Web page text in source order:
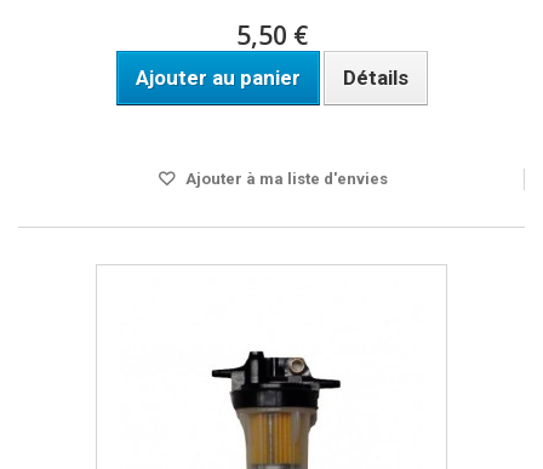
5,50 €
Ajouter au panier Détails
Ajouter à ma liste d'envies